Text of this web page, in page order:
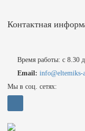
Контактная
Время работы: с 8.30
Email: info@eltemiks-
Мы в соц. сетях: